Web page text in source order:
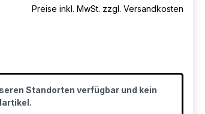
Preise inkl. MwSt. zzgl. Versandkosten
Standorten verfügbar und kein